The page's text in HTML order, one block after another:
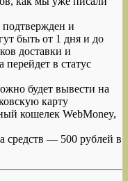
подтвержден и
быть от 1 дня и до
доставки и
в статус
будет вывести на
карту
кошелек WebMoney,
средств — 500 рублей в